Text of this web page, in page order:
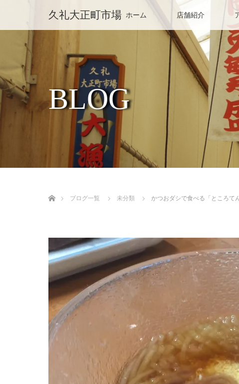
久礼大正町市場 ホーム 店舗紹介
BLOG
ブログ一覧
未分類 かつおダシで食べる「ところて